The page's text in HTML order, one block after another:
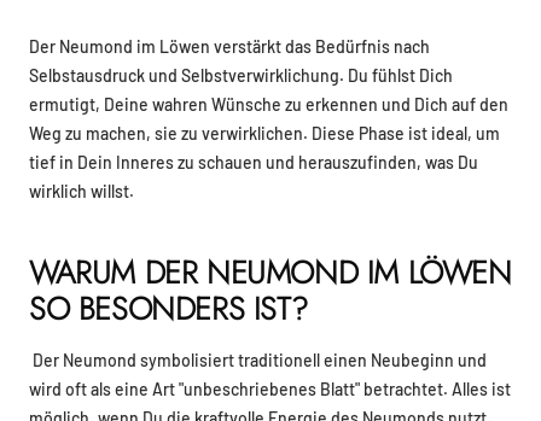
Der Neumond im Löwen verstärkt das Bedürfnis nach
Selbstausdruck und Selbstverwirklichung. Du fühlst Dich
ermutigt, Deine wahren Wünsche zu erkennen und Dich auf den
Weg zu machen, sie zu verwirklichen. Diese Phase ist ideal, um
tief in Dein Inneres zu schauen und herauszufinden, was Du
wirklich willst.
WARUM DER NEUMOND IM LÖWEN
SO BESONDERS IST?
Der Neumond symbolisiert traditionell einen Neubeginn und
wird oft als eine Art "unbeschriebenes Blatt" betrachtet. Alles ist